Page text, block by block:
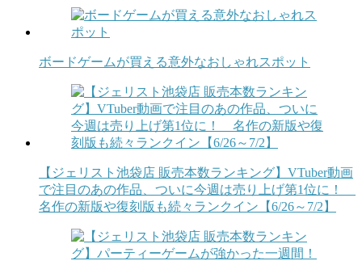
ボードゲームが買える意外なおしゃれスポット
【ジェリスト池袋店 販売本数ランキング】VTuber動画
で注目のあの作品、ついに今週は売り上げ第1位に！
名作の新版や復刻版も続々ランクイン【6/26～7/2】